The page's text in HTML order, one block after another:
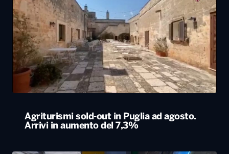
Agriturismi sold-out in Puglia ad agosto.
Arrivi in aumento del 7,3%